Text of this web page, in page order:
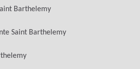
Barthelemy
Saint Barthelemy